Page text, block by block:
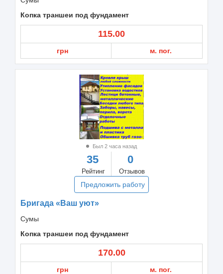
Копка траншеи под фундамент
115.00
грн м. пог.
Был 2 часа назад
35
Рейтинг
0
Отзывов
Предложить работу
Бригада «Ваш уют»
Сумы
Копка траншеи под фундамент
170.00
грн м. пог.